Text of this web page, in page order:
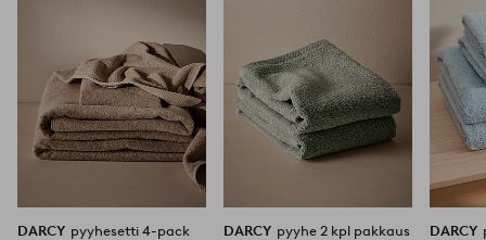
DARCY pyyhesetti 4-pack
DARCY pyyhe 2 kpl pakkaus
DARCY